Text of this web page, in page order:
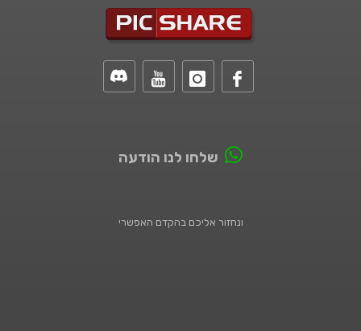
שלחו לנו הודעה
ונחזור אליכם בהקדם האפשרי